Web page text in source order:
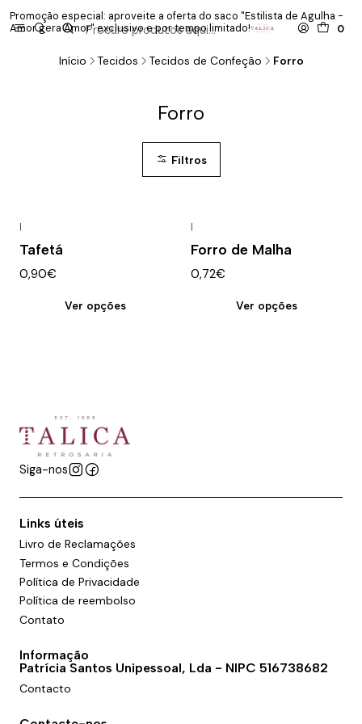
0
Promoção especial: aproveite a oferta do saco "Estilista de Agulha -
Amor gera Amor" exclusivo e por tempo limitado!
Início Tecidos Tecidos de Confeção Forro
Forro
Filtros
|
Tafetá
0,90€
Ver opções
|
Forro de Malha
0,72€
Ver opções
Siga-nos
Links úteis
Livro de Reclamações
Termos e Condições
Política de Privacidade
Política de reembolso
Contato
Informação
Patrícia Santos Unipessoal, Lda - NIPC 516738682
Contacto